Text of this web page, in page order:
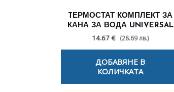
TЕРМОСТАТ КОМПЛЕКТ ЗА
КАНА ЗА ВОДА UNIVERSAL
14.67 € (28.69 лв.)
ДОБАВЯНЕ В
КОЛИЧКАТА